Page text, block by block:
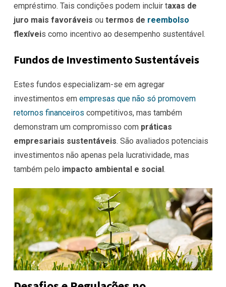
empréstimo. Tais condições podem incluir taxas de
juro mais favoráveis ou termos de reembolso
flexíveis como incentivo ao desempenho sustentável.
Fundos de Investimento Sustentáveis
Estes fundos especializam-se em agregar
investimentos em empresas que não só promovem
retornos financeiros competitivos, mas também
demonstram um compromisso com práticas
empresariais sustentáveis. São avaliados potenciais
investimentos não apenas pela lucratividade, mas
também pelo impacto ambiental e social.